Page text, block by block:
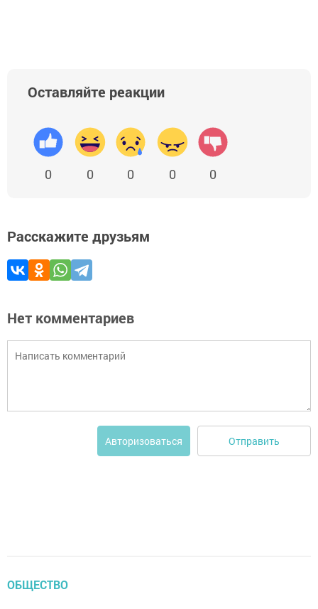
Оставляйте реакции
0 0 0 0 0
Расскажите друзьям
Нет комментариев
Авторизоваться Отправить
ОБЩЕСТВО